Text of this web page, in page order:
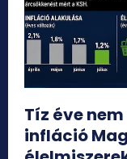
Tíz éve
infláció